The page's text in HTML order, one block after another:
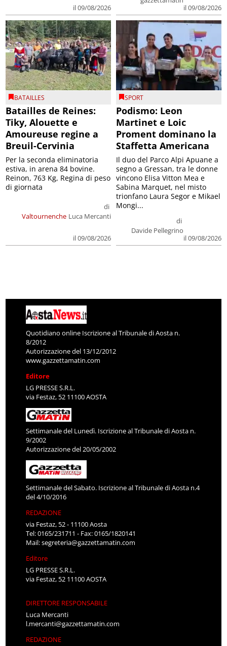
il 09/08/2026
il 09/08/2026
BATAILLES
Batailles de Reines:
Tiky, Alouette e
Amoureuse regine a
Breuil-Cervinia
Valtournenche
di
Luca Mercanti
il 09/08/2026
Per la seconda eliminatoria
estiva, in arena 84 bovine.
Reinon, 763 Kg, Regina di peso
di giornata
SPORT
Podismo: Leon
Martinet e Loic
Proment dominano la
Staffetta Americana
di
Davide Pellegrino
il 09/08/2026
Il duo del Parco Alpi Apuane a
segno a Gressan, tra le donne
vincono Elisa Vitton Mea e
Sabina Marquet, nel misto
trionfano Laura Segor e Mikael
Mongi...
Quotidiano online Iscrizione al Tribunale di Aosta n.
8/2012
Autorizzazione del 13/12/2012
www.gazzettamatin.com
Editore
LG PRESSE S.R.L.
via Festaz, 52 11100 AOSTA
Settimanale del Lunedì. Iscrizione al Tribunale di Aosta n.
9/2002
Autorizzazione del 20/05/2002
Settimanale del Sabato. Iscrizione al Tribunale di Aosta n.4
del 4/10/2016
REDAZIONE
via Festaz, 52 - 11100 Aosta
Tel: 0165/231711 - Fax: 0165/1820141
Mail:segreteria@gazzettamatin.com
Editore
LG PRESSE S.R.L.
via Festaz, 52 11100 AOSTA
DIRETTORE RESPONSABILE
Luca Mercanti
l.mercanti@gazzettamatin.com
REDAZIONE